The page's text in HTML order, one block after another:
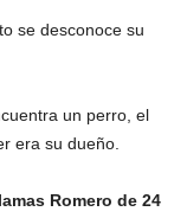
se desconoce su
un perro, el
era su dueño.
Romero de 24